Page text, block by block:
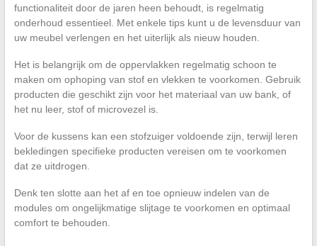
functionaliteit door de jaren heen behoudt, is regelmatig
onderhoud essentieel. Met enkele tips kunt u de levensduur van
uw meubel verlengen en het uiterlijk als nieuw houden.
Het is belangrijk om de oppervlakken regelmatig schoon te
maken om ophoping van stof en vlekken te voorkomen. Gebruik
producten die geschikt zijn voor het materiaal van uw bank, of
het nu leer, stof of microvezel is.
Voor de kussens kan een stofzuiger voldoende zijn, terwijl leren
bekledingen specifieke producten vereisen om te voorkomen
dat ze uitdrogen.
Denk ten slotte aan het af en toe opnieuw indelen van de
modules om ongelijkmatige slijtage te voorkomen en optimaal
comfort te behouden.